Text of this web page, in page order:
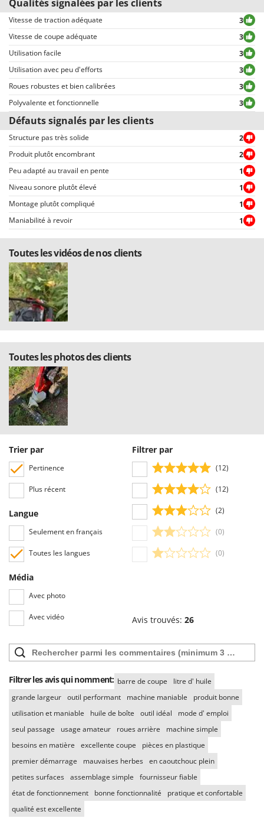
Tous les commentaires, tant positifs que négatifs, sont publiés sans
exclusion ou censure, à l’exception de textes qui contiennent des
expressions ou mots inappropriés, ou qui ne respectent pas le traitement
des données personnelles.
Tous les commentaires, qu’ils soient positifs ou négatifs, peuvent être
consultés rapidement par nos visiteurs, grâce également aux filtres qui
permettent une sélection rapide, comme par exemple celui permettant de
choisir entre avis positifs et négatifs.
Qualités signalées par les clients
Vitesse de traction adéquate
3
Vitesse de coupe adéquate
3
Utilisation facile
3
Utilisation avec peu d'efforts
3
Roues robustes et bien calibrées
3
Polyvalente et fonctionnelle
3
Défauts signalés par les clients
Structure pas très solide
2
Produit plutôt encombrant
2
Peu adapté au travail en pente
1
Niveau sonore plutôt élevé
1
Montage plutôt compliqué
1
Maniabilité à revoir
1
Toutes les vidéos de nos clients
Toutes les photos des clients
Trier par
Pertinence
Plus récent
Langue
Seulement en français
Toutes les langues
Média
Avec photo
Avec vidéo
Filtrer par
(12)
(12)
(2)
(0)
(0)
Avis trouvés: 26
Filtrer les avis qui nomment: barre de coupe
litre d' huile
grande largeur outil performant machine maniable
produit bonne
utilisation et maniable
huile de boîte outil idéal
mode d' emploi
seul passage
usage amateur roues arrière
machine simple
besoins en matière
excellente coupe
pièces en plastique
premier démarrage
mauvaises herbes en caoutchouc plein
petites surfaces assemblage simple
fournisseur fiable
état de fonctionnement
bonne fonctionnalité
pratique et confortable
qualité est excellente